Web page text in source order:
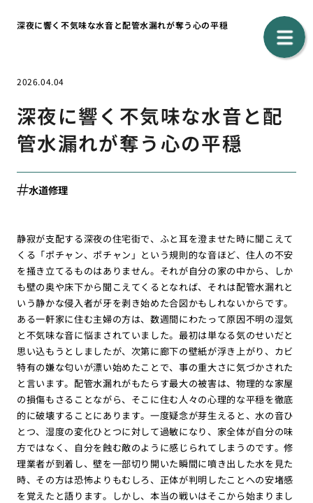
深夜に響く不気味な水音と配管水漏れが奪う心の平穏
2026.04.04
深夜に響く不気味な水音と配
管水漏れが奪う心の平穏
水道修理
静寂が支配する深夜の住宅街で、ふと耳を澄ませた時に聞こえて
くる「ポチャン、ポチャン」という規則的な音ほど、住人の不安
を掻き立てるものはありません。それが自分の家の中から、しか
も壁の奥や床下から聞こえてくるとなれば、それは配管水漏れと
いう静かな侵入者が牙を剥き始めた合図かもしれないからです。
ある一軒家に住む主婦の方は、数週間にわたって原因不明の湿気
と不気味な音に悩まされていました。最初は単なる気のせいだと
思い込もうとしましたが、次第に廊下の壁紙が浮き上がり、カビ
特有の嫌な匂いが漂い始めたことで、事の重大さに気づかされた
と言います。配管水漏れがもたらす最大の被害は、物理的な家屋
の損傷もさることながら、そこに住む人々の心理的な平穏を徹底
的に破壊することにあります。一度疑念が芽生えると、水の音ひ
とつ、湿度の変化ひとつに対して過敏になり、家全体が自分の味
方ではなく、自分を蝕む敵のように感じられてしまうのです。修
理業者が到着し、壁を一部切り開いた瞬間に噴き出した水を見た
時、その方は恐怖よりもむしろ、正体が判明したことへの安堵感
を覚えたと語ります。しかし、本当の戦いはそこから始まりまし